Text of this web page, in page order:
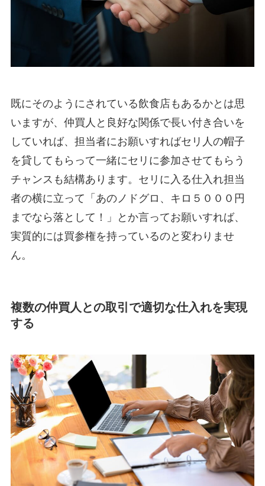
既にそのようにされている飲食店もあるかとは思
いますが、仲買人と良好な関係で長い付き合いを
していれば、担当者にお願いすればセリ人の帽子
を貸してもらって一緒にセリに参加させてもらう
チャンスも結構あります。セリに入る仕入れ担当
者の横に立って「あのノドグロ、キロ５０００円
までなら落として！」とか言ってお願いすれば、
実質的には買参権を持っているのと変わりませ
ん。
複数の仲買人との取引で適切な仕入れを実現
する